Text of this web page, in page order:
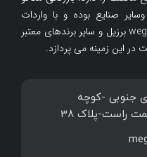
صنایع بوده و با واردات
الکتروموتورهای ضد انفجار (EEX)برند weg برزیل و سایر برندهای معتبر
در این زمینه می پردازد.
جنوبی -کوچه
راست-پلاک 38